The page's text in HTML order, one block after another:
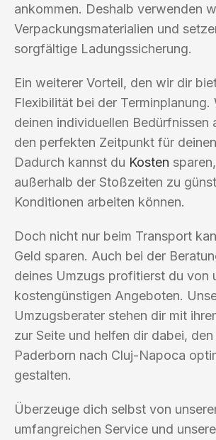
ankommen. Deshalb verwenden
Verpackungsmaterialien und
sorgfältige Ladungssicherung.
Ein weiterer Vorteil, den wir dir
Flexibilität bei der Terminplanung.
deinen individuellen Bedürfnissen
den perfekten Zeitpunkt für
Dadurch kannst du Kosten
außerhalb der Stoßzeiten zu
Konditionen arbeiten können.
Doch nicht nur beim Transport
Geld sparen. Auch bei der
deines Umzugs profitierst du von
kostengünstigen Angeboten.
Umzugsberater stehen dir mit
zur Seite und helfen dir dabei,
Paderborn nach Cluj-Napoca
gestalten.
Überzeuge dich selbst von
umfangreichen Service und